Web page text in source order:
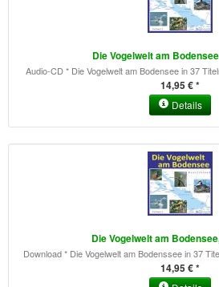
Die Vogelwelt am
Audio-CD * Die Vogelwelt am Bodensee in 37
14,95 € *
Details
Die Vogelwelt am
Download * Die Vogelwelt am Bodenssee in 37
14,95 € *